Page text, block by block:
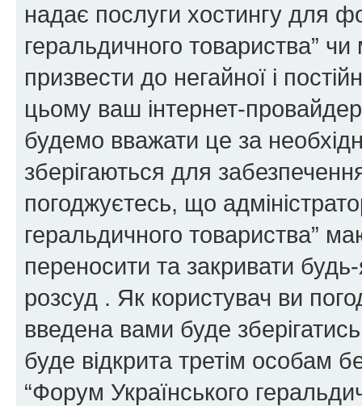
надає послуги хостингу для
геральдичного товариства”
призвести до негайної і
цьому ваш інтернет-
будемо вважати це за
зберігаються для
погоджуєтесь, що
геральдичного товариства”
переносити та закривати
розсуд . Як користувач ви
введена вами буде
буде відкрита третім особам
“Форум Українського